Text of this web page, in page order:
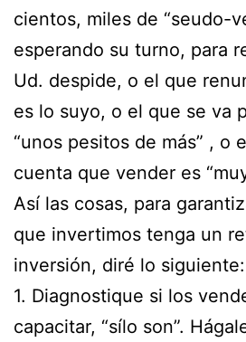
cientos, miles de “seudo-
esperando su turno, para
Ud. despide, o el que
es lo suyo, o el que se va
“unos pesitos de más” , o
cuenta que vender es
Así las cosas, para
que invertimos tenga un
inversión, diré lo siguiente:
1. Diagnostique si los
capacitar, “sílo son”.